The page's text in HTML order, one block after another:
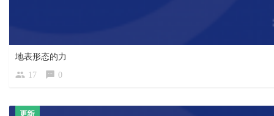
地表形态的力
17
0